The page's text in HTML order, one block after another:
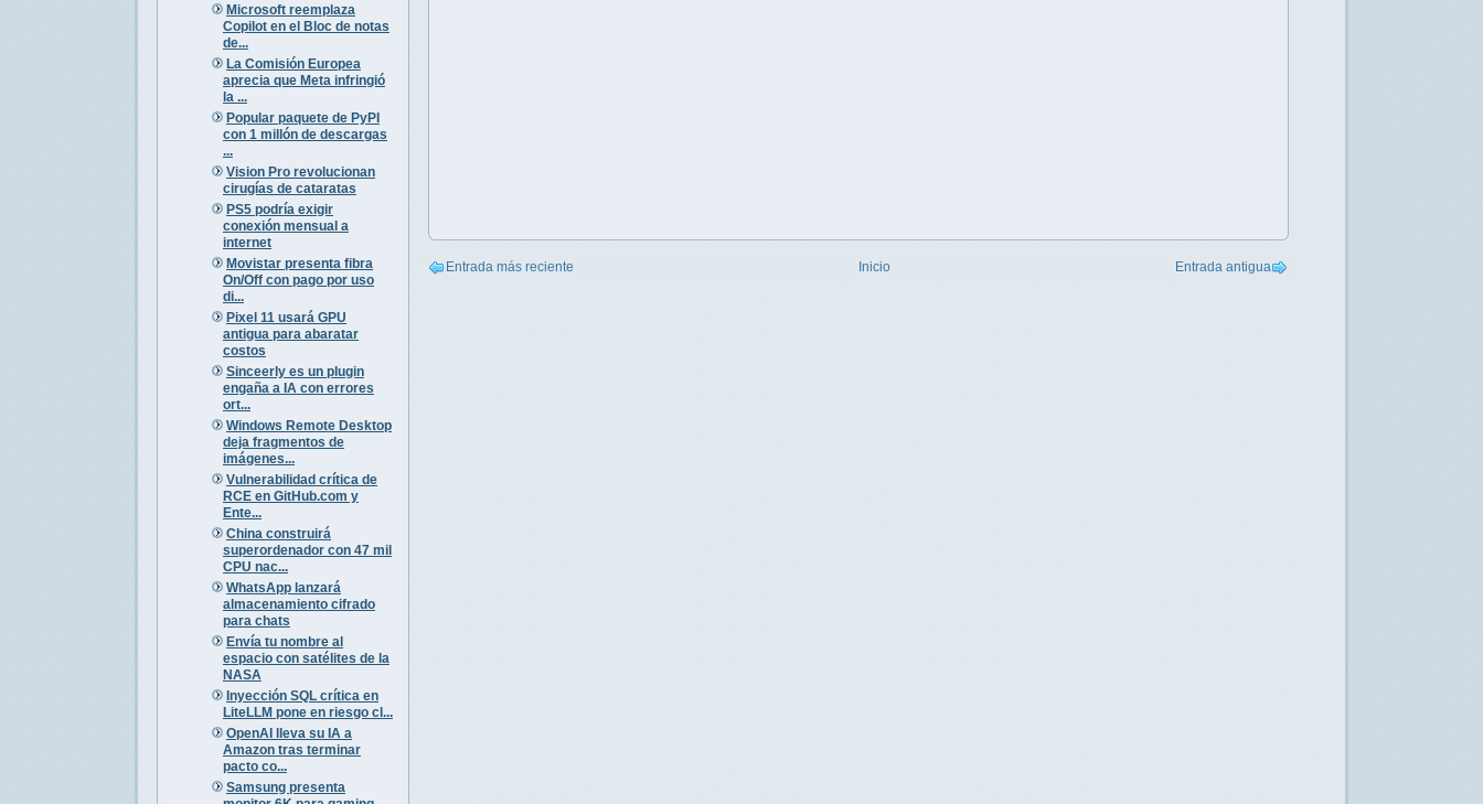
Microsoft reemplaza
Copilot en el Bloc de notas
de...
La Comisión Europea
aprecia que Meta infringió
la ...
Popular paquete de PyPI
con 1 millón de descargas
...
Vision Pro revolucionan
cirugías de cataratas
PS5 podría exigir
conexión mensual a
internet
Movistar presenta fibra
On/Off con pago por uso
di...
Pixel 11 usará GPU
antigua para abaratar
costos
Sinceerly es un plugin
engaña a IA con errores
ort...
Windows Remote Desktop
deja fragmentos de
imágenes...
Vulnerabilidad crítica de
RCE en GitHub.com y
Ente...
China construirá
superordenador con 47 mil
CPU nac...
WhatsApp lanzará
almacenamiento cifrado
para chats
Envía tu nombre al
espacio con satélites de la
NASA
Inyección SQL crítica en
LiteLLM pone en riesgo cl...
OpenAI lleva su IA a
Amazon tras terminar
pacto co...
Samsung presenta
Entrada más reciente Entrada antigua
Inicio